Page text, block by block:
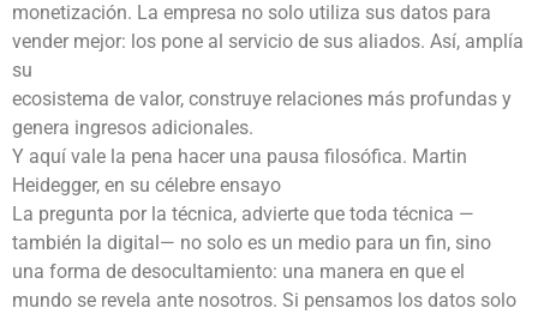
monetización. La empresa no solo utiliza sus datos para
vender mejor: los pone al servicio de sus aliados. Así, amplía
su
ecosistema de valor, construye relaciones más profundas y
genera ingresos adicionales.
Y aquí vale la pena hacer una pausa filosófica. Martin
Heidegger, en su célebre ensayo
La pregunta por la técnica, advierte que toda técnica —
también la digital— no solo es un medio para un fin, sino
una forma de desocultamiento: una manera en que el
mundo se revela ante nosotros. Si pensamos los datos solo